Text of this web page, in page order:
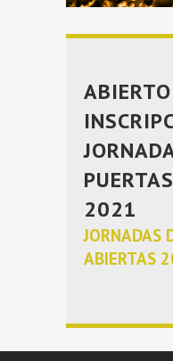
2021
JORNADAS
ABIERTAS